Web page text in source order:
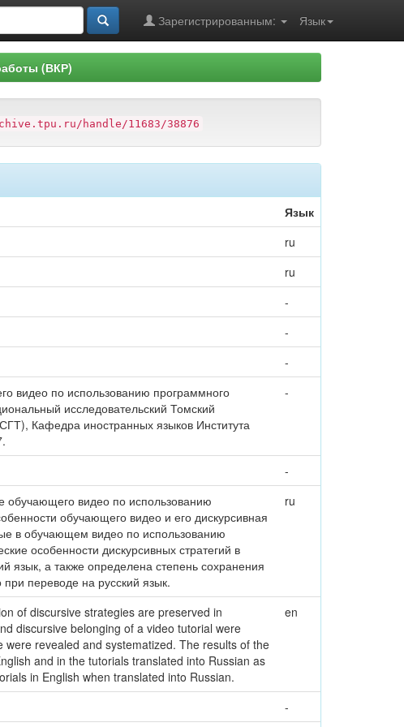
Язык
Зарегистрированным:
(ВКР)
handle/11683/38876
Язык
ru
ru
-
-
-
видео по использованию программного
исследовательский Томский
Кафедра иностранных языков Института
-
-
обучающего видео по использованию
обучающего видео и его дискурсивная
в обучающем видео по использованию
особенности дискурсивных стратегий в
а также определена степень сохранения
переводе на русский язык.
ru
of discursive strategies are preserved in
discursive belonging of a video tutorial were
revealed and systematized. The results of the
and in the tutorials translated into Russian as
in English when translated into Russian.
en
-